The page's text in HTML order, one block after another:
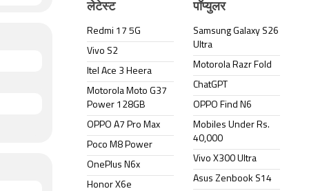
लेटेस्ट
Redmi 17 5G
Vivo S2
Itel Ace 3 Heera
Motorola Moto G37
Power 128GB
OPPO A7 Pro Max
Poco M8 Power
OnePlus N6x
Honor X6e
पॉप्युलर
Samsung Galaxy S26
Ultra
Motorola Razr Fold
ChatGPT
OPPO Find N6
Mobiles Under Rs.
40,000
Vivo X300 Ultra
Asus Zenbook S14